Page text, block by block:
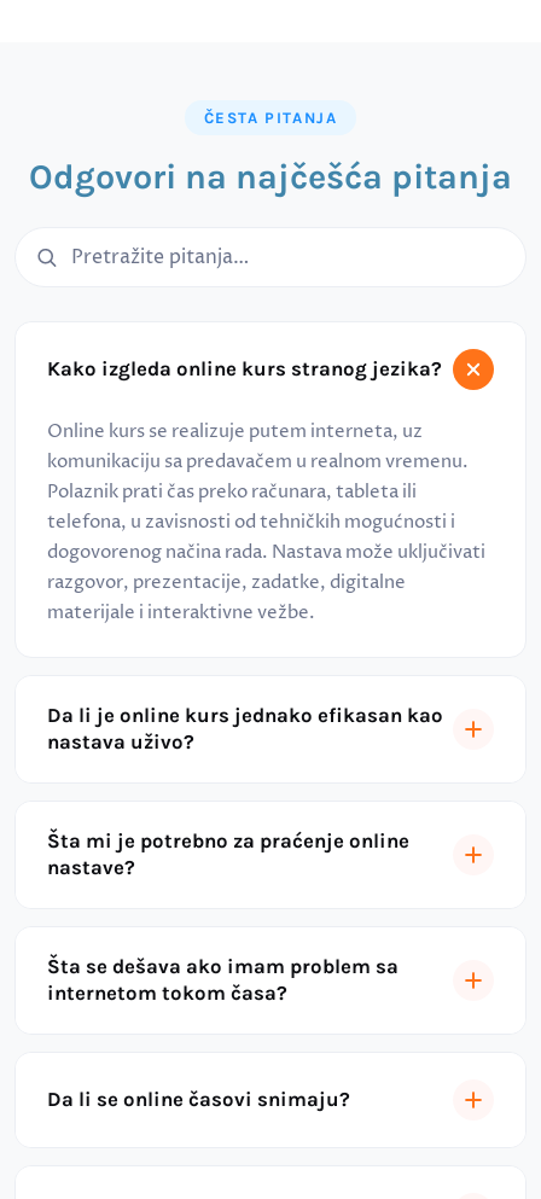
ČESTA PITANJA
Odgovori na najčešća pitanja
Kako izgleda online kurs stranog jezika?
Online kurs se realizuje putem interneta, uz
komunikaciju sa predavačem u realnom vremenu.
Polaznik prati čas preko računara, tableta ili
telefona, u zavisnosti od tehničkih mogućnosti i
dogovorenog načina rada. Nastava može uključivati
razgovor, prezentacije, zadatke, digitalne
materijale i interaktivne vežbe.
Da li je online kurs jednako efikasan kao
nastava uživo?
Šta mi je potrebno za praćenje online
nastave?
Šta se dešava ako imam problem sa
internetom tokom časa?
Da li se online časovi snimaju?